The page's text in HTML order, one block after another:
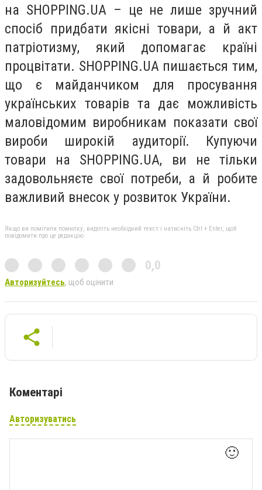
на SHOPPING.UA – це не лише зручний
спосіб придбати якісні товари, а й акт
патріотизму, який допомагає країні
процвітати. SHOPPING.UA пишається тим,
що є майданчиком для просування
українських товарів та дає можливість
маловідомим виробникам показати свої
вироби широкій аудиторії. Купуючи
товари на SHOPPING.UA, ви не тільки
задовольняєте свої потреби, а й робите
важливий внесок у розвиток України.
Якщо ви помітили помилку, виділіть необхідний текст і натисніть Ctrl + Enter, щоб
повідомити про це редакцію
0,0
Авторизуйтесь, щоб оцінити
Коментарі
Авторизуватись
🙂